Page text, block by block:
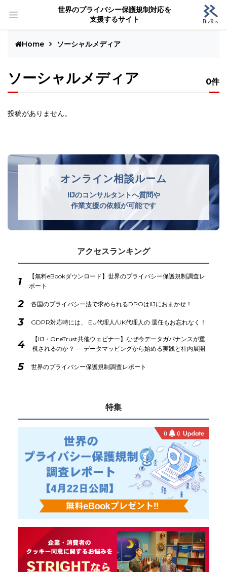
世界のプライバシー保護規制対応を
支援するサイト
Home ソーシャルメディア
ソーシャルメディア 0件
投稿がありません。
オンライン相談ルーム
IIJのコンサルタントへ質問や
作業支援の依頼が可能です
アクセスランキング
1
【無料eBookダウンロード】世界のプライバシー保護規制調査レ
ポート
2 各国のプライバシー法で求められるDPOはIIJにおまかせ！
3 GDPR対応時には、 EU代理人/UK代理人の 選任もお忘れなく！
4
【IIJ・OneTrust共催ウェビナー】なぜ今データガバナンスが重
視されるのか？ ― データマッピングから始める実践と社内展開
5 世界のプライバシー保護規制調査レポート
特集